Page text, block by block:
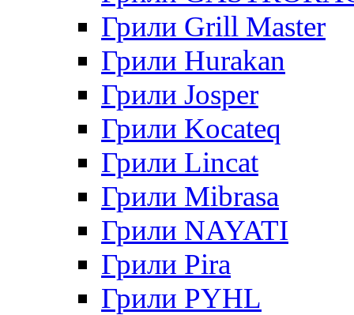
Грили Grill Master
Грили Hurakan
Грили Josper
Грили Kocateq
Грили Lincat
Грили Mibrasa
Грили NAYATI
Грили Pira
Грили PYHL